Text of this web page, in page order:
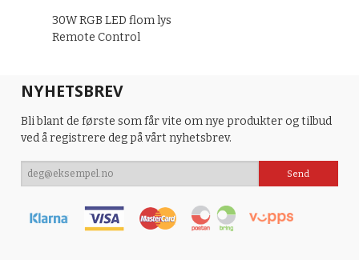
30WRGB LED flom lys
Remote Control
NYHETSBREV
Bli blant de første som får vite om nye produkter og tilbud
ved å registrere deg på vårt nyhetsbrev.